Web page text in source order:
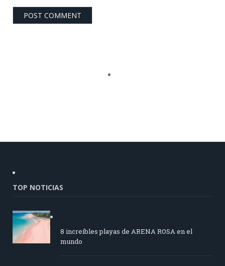
TOP NOTICIAS
8 increíbles playas de ARENA ROSA en el
mundo